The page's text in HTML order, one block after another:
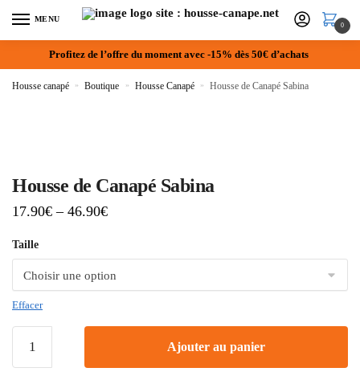
MENU
0
Profitez de l’offre du moment avec -15% dès 50€ d’achats
Housse canapé » Boutique » Housse Canapé » Housse de Canapé Sabina
Housse de Canapé Sabina
17.90€ – 46.90€
Taille
Effacer
Ajouter au panier